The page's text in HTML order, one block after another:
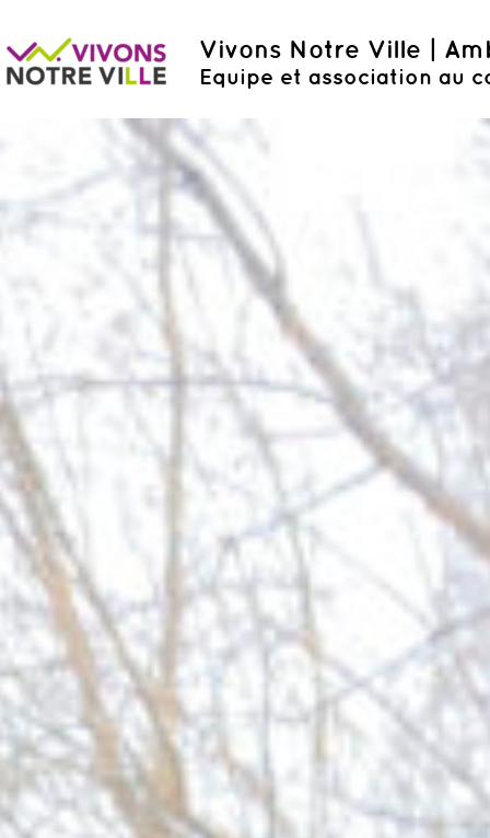
Vivons Notre Ville |
Equipe et association au